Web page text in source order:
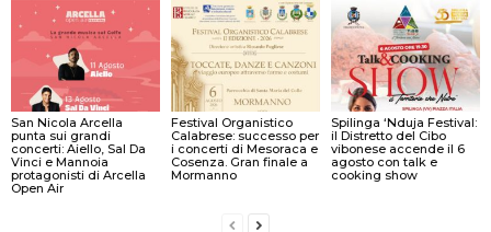
San Nicola Arcella
punta sui grandi
concerti: Aiello, Sal Da
Vinci e Mannoia
protagonisti di Arcella
Open Air
Festival Organistico
Calabrese: successo per
i concerti di Mesoraca e
Cosenza. Gran finale a
Mormanno
Spilinga ‘Nduja Festival:
il Distretto del Cibo
vibonese accende il 6
agosto con talk e
cooking show